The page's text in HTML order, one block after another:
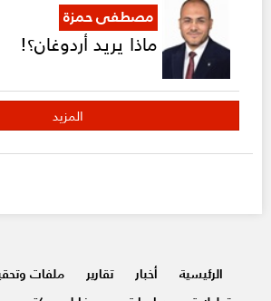
مصطفى حمزة
ماذا يريد أردوغان؟!
المزيد
الرئيسية أخبار تقارير ملفات